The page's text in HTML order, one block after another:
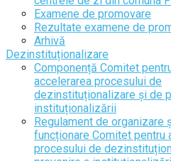
Examene de promovare
Rezultate examene de
Arhivă
Dezinstituționalizare
Componență Comitet
accelerarea procesului de
dezinstituționalizare și de
instituționalizării
Regulament de organizare
funcționare Comitet pentru
procesului de